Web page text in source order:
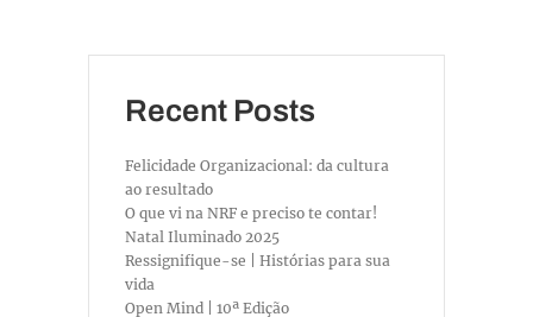
Recent Posts
Felicidade Organizacional: da cultura
ao resultado
O que vi na NRF e preciso te contar!
Natal Iluminado 2025
Ressignifique-se | Histórias para sua
vida
Open Mind | 10ª Edição